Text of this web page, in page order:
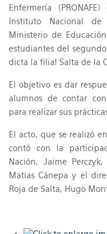
Enfermería
Instituto Nacional de
Ministerio de
estudiantes del
dicta la filial Salta de la
El objetivo es dar
alumnos de contar
para realizar sus
El acto, que se realizó
contó con la
Nación, Jaime
Matías Cánepa y el
Roja de Salta, Hugo